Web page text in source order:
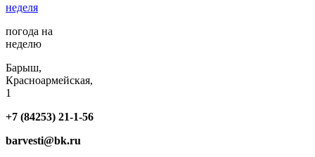
неделя
погода на
неделю
Барыш,
Красноармейская,
1
+7 (84253) 21-1-56
barvesti@bk.ru